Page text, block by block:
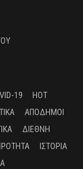
19
HOT
ΑΠΌΔΗΜΟΙ
ΔΙΕΘΝΉ
ΙΣΤΟΡΊΑ